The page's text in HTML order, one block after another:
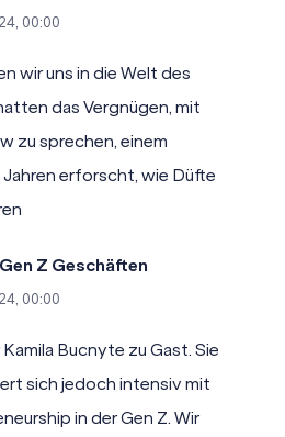
00:00
wir uns in die Welt des
das Vergnügen, mit
zu sprechen, einem
erforscht, wie Düfte
Z Geschäften
00:00
Bucnyte zu Gast. Sie
sich jedoch intensiv mit
in der Gen Z. Wir